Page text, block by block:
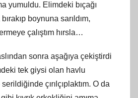
yumuldu. Elimdeki bıçağı
boynuna sarıldım,
çalıştım hırsla…
sonra aşağıya çekiştirdi
tek giysi olan havlu
çırılçıplaktım. O da